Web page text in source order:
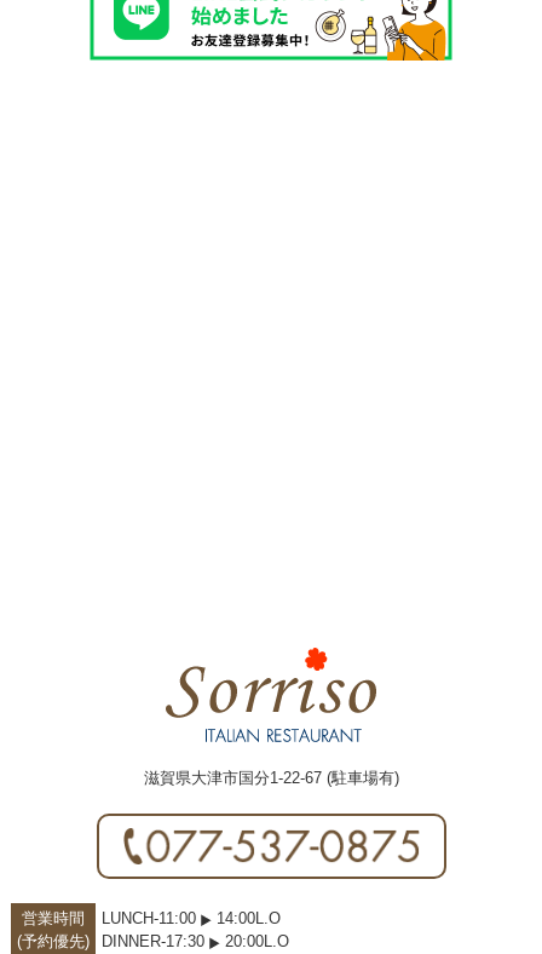
滋賀県大津市国分1-22-67 (駐車場有)
営業時間
(予約優先)
LUNCH-11:00
14:00L.O
DINNER-17:30
20:00L.O